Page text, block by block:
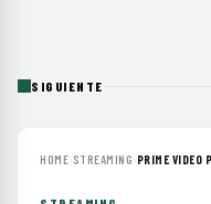
SIGUIENTE
HOME› STREAMING› PRIME VIDEO